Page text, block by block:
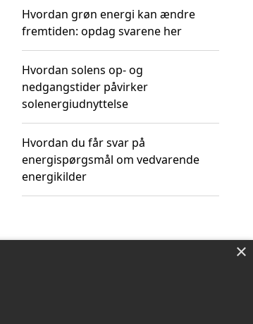
Hvordan grøn energi kan ændre
fremtiden: opdag svarene her
Hvordan solens op- og
nedgangstider påvirker
solenergiudnyttelse
Hvordan du får svar på
energispørgsmål om vedvarende
energikilder
×